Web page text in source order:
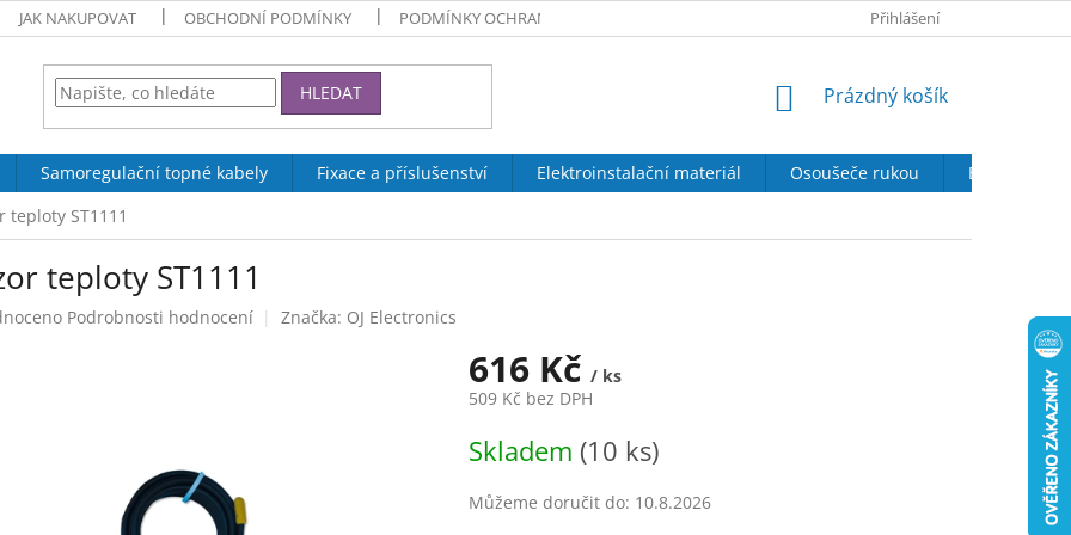
JAK NAKUPOVAT OBCHODNÍ PODMÍNKY PODMÍNKY OCHRANY OSOBNÍCH ÚDAJŮ SOUBORY COOKIES DOPRAVA A PLATBA
Přihlášení
HLEDAT
NÁKUPNÍ
Prázdný košík
Samoregulační topné kabely Fixace a příslušenství Elektroinstalační materiál Osoušeče rukou
Elektrické
teploty ST1111
teploty ST1111
Podrobnosti hodnocení Značka: OJ Electronics
616 Kč / ks
509 Kč bez DPH
cena:
Skladem (10 ks)
Můžeme doručit do: 10.8.2026